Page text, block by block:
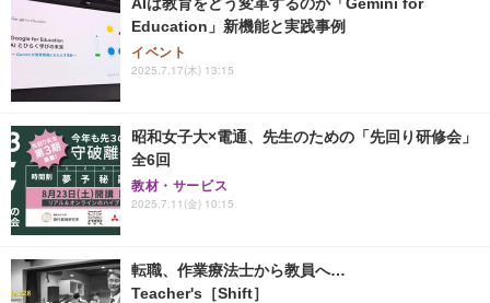
Education」新機能と実践事例
イベント
2025.7.17(木) 13:15
昭和女子大×電通、先生のための「先回り研修会」
全6回
教材・サービス
2025.7.11(金) 10:15
転職、作業療法士から教員へ…
Teacher's［Shift］